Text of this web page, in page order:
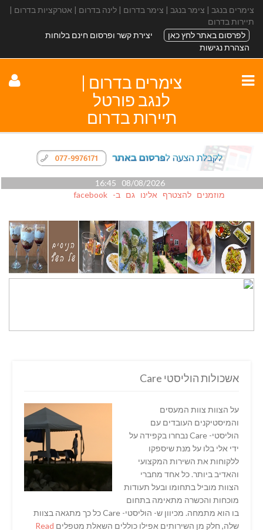
צימרים בנגב | צימר בנגב | צימר בדרום | לינה בדרום | אטרקציות בדרום |
תיירות בדרום
לפרסום באתר לחץ כאן
יצירת קשר ופרסום חינם בלוחות
הצהרת נגישות
צימרים בדרום |
לנגב פורטל
תיירות בדרום
08/08/2026 16:45
מוזמנים להצטרף אלינו גם ב- facebook
אשכולות הוליסטי Care
על הצוות צוות המעסים
והמיסטיקנים העובדים עם
הוליסטי- Care נבחרו בקפידה על
ידי אלי בלו על מנת שיספקו
ללקוחות את השירות המקצועי
והאדיב ביותר. כל אחד מחברי
הצוות מוביל בתחומו ובעל תעודות
מוכחות והכשרה מתאימה בתחום
בו הוא מתמחה. מכיוון ש- הוליסטי- Care כל כך מתגאה בצוות
שלה, חלק מן השירותים אפילו כוללים השאלת מטפלים Read